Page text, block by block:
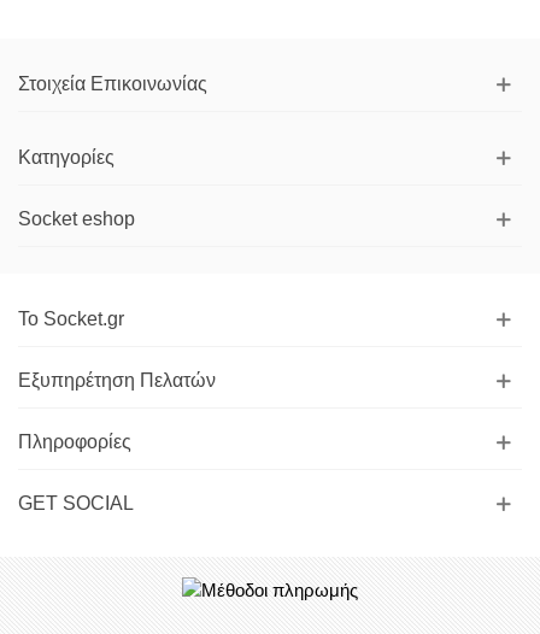
Στοιχεία Επικοινωνίας
Κατηγορίες
Socket eshop
Το Socket.gr
Εξυπηρέτηση Πελατών
Πληροφορίες
GET SOCIAL